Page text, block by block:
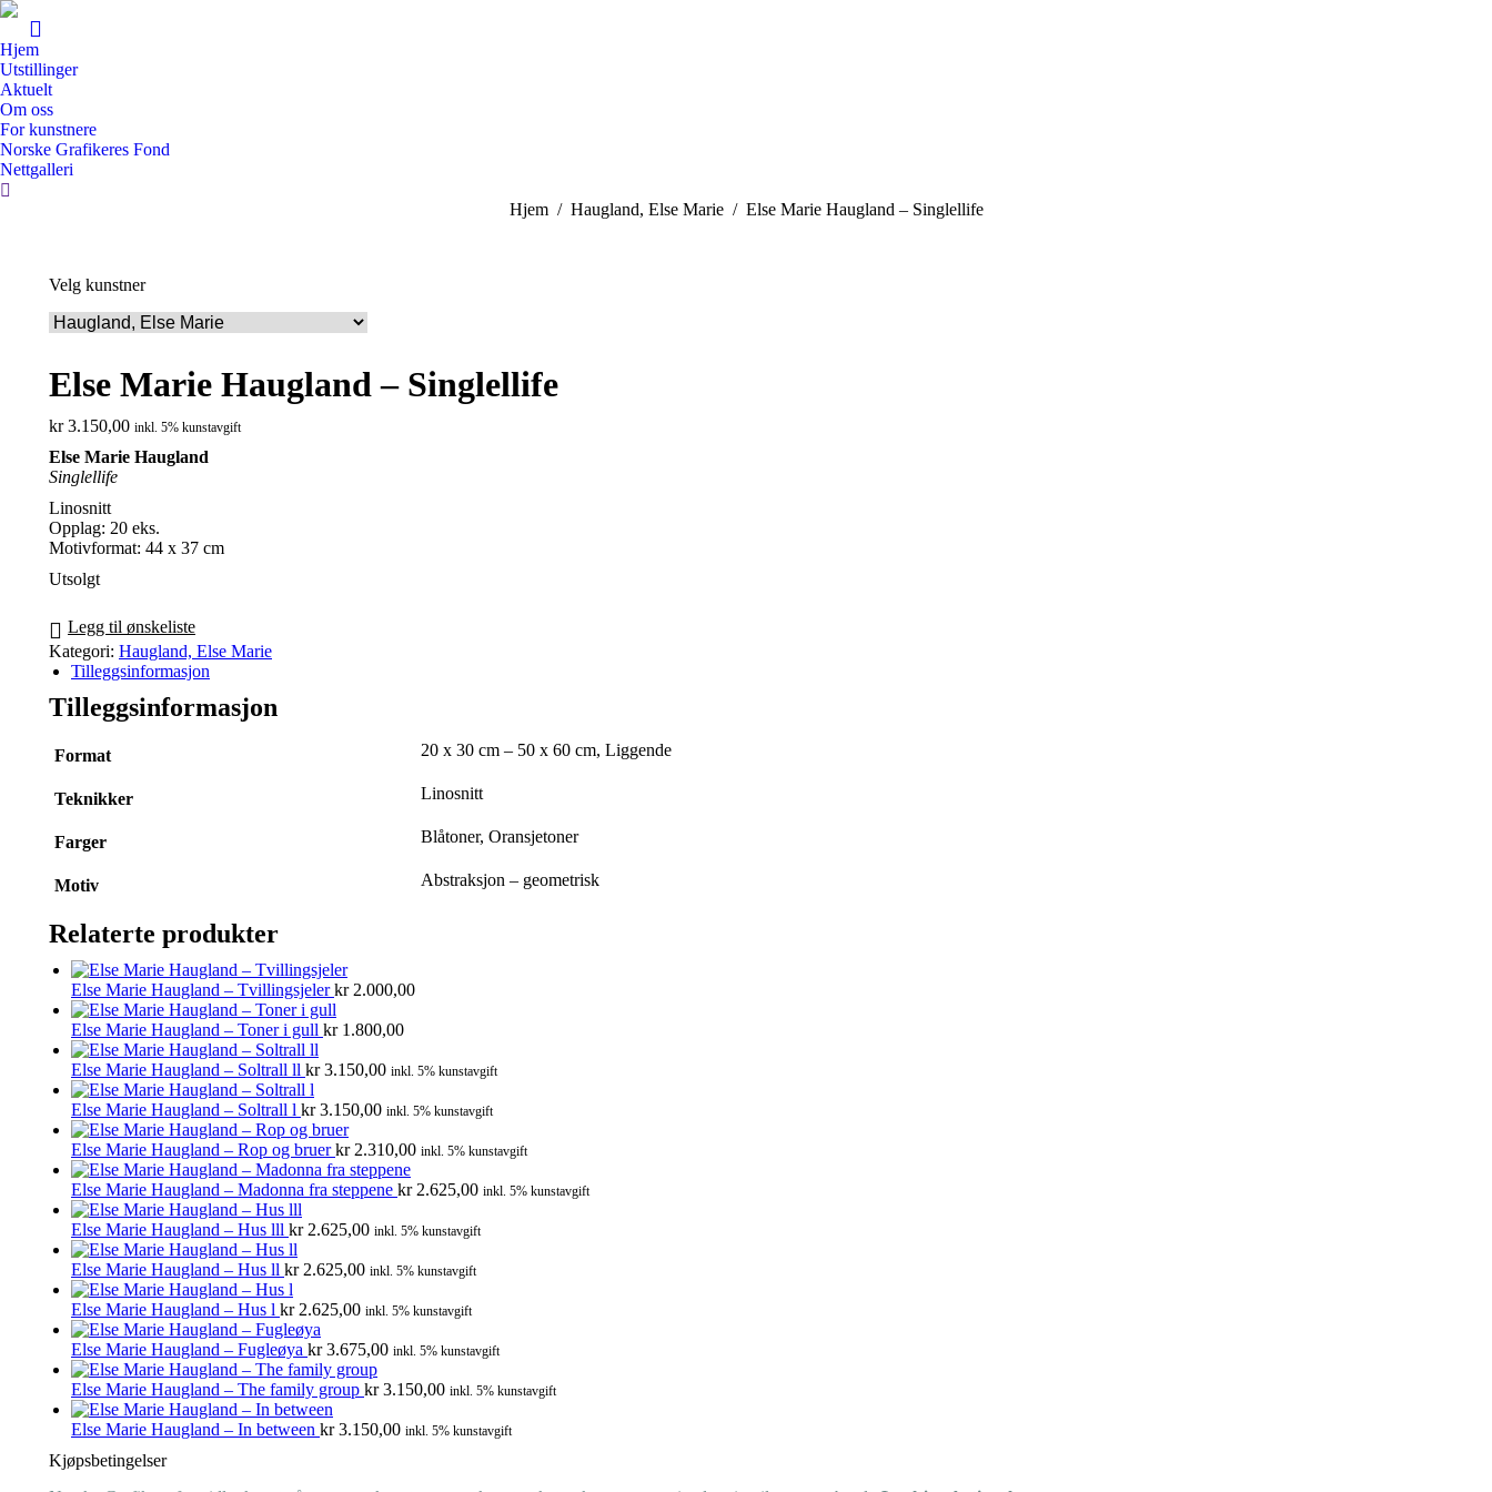
Hjem
Utstillinger
Aktuelt
Om oss
For kunstnere
Norske Grafikeres Fond
Nettgalleri
Search:
You are here:
Hjem Haugland, Else Marie Else Marie Haugland – Singlellife
Velg kunstner
Else Marie Haugland – Singlellife
kr3.150,00 inkl. 5% kunstavgift
Else Marie Haugland
Singlellife
Linosnitt
Opplag: 20 eks.
Motivformat: 44 x 37 cm
Utsolgt
Legg til ønskeliste
Kategori: Haugland, Else Marie
Tilleggsinformasjon
Tilleggsinformasjon
Format 20 x 30 cm – 50 x 60 cm, Liggende
Teknikker Linosnitt
Farger Blåtoner, Oransjetoner
Motiv Abstraksjon – geometrisk
Relaterte produkter
Else Marie Haugland – Tvillingsjelerkr2.000,00
Else Marie Haugland – Toner i gull kr1.800,00
Else Marie Haugland – Soltrall ll kr3.150,00 inkl. 5% kunstavgift
Else Marie Haugland – Soltrall l kr3.150,00 inkl. 5% kunstavgift
Else Marie Haugland – Rop og bruerkr2.310,00 inkl. 5% kunstavgift
Else Marie Haugland – Madonna fra steppene kr2.625,00 inkl. 5% kunstavgift
Else Marie Haugland – Hus lll kr2.625,00 inkl. 5% kunstavgift
Else Marie Haugland – Hus ll kr2.625,00 inkl. 5% kunstavgift
Else Marie Haugland – Hus l kr2.625,00 inkl. 5% kunstavgift
Else Marie Haugland – Fugleøya kr3.675,00 inkl. 5% kunstavgift
Else Marie Haugland – The family group kr3.150,00 inkl. 5% kunstavgift
Else Marie Haugland – In between kr3.150,00 inkl. 5% kunstavgift
Kjøpsbetingelser